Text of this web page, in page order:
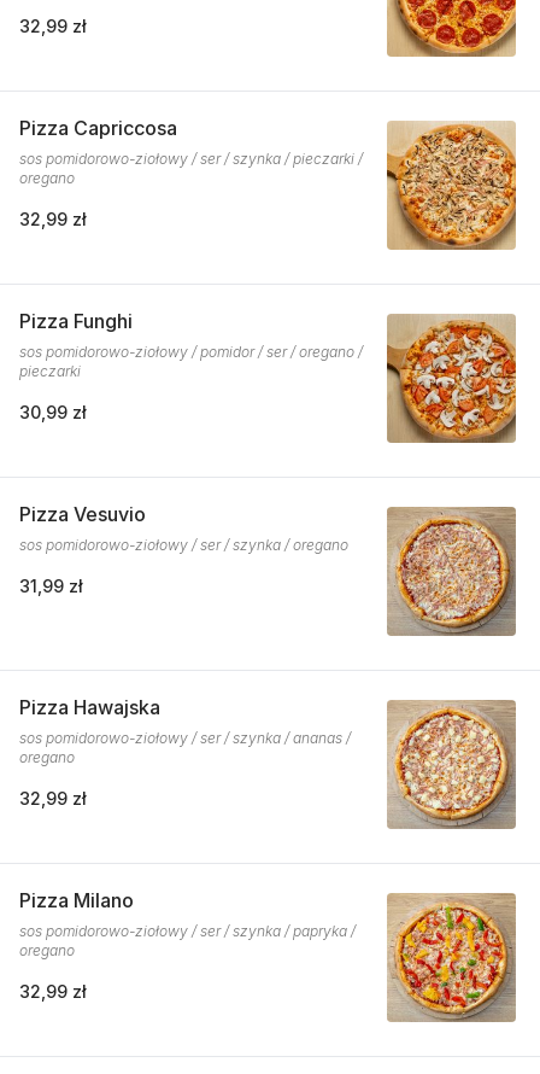
32,99 zł
Pizza Capriccosa
sos pomidorowo-ziołowy / ser / szynka / pieczarki /
oregano
32,99 zł
Pizza Funghi
sos pomidorowo-ziołowy / pomidor / ser / oregano /
pieczarki
30,99 zł
Pizza Vesuvio
sos pomidorowo-ziołowy / ser / szynka / oregano
31,99 zł
Pizza Hawajska
sos pomidorowo-ziołowy / ser / szynka / ananas /
oregano
32,99 zł
Pizza Milano
sos pomidorowo-ziołowy / ser / szynka / papryka /
oregano
32,99 zł